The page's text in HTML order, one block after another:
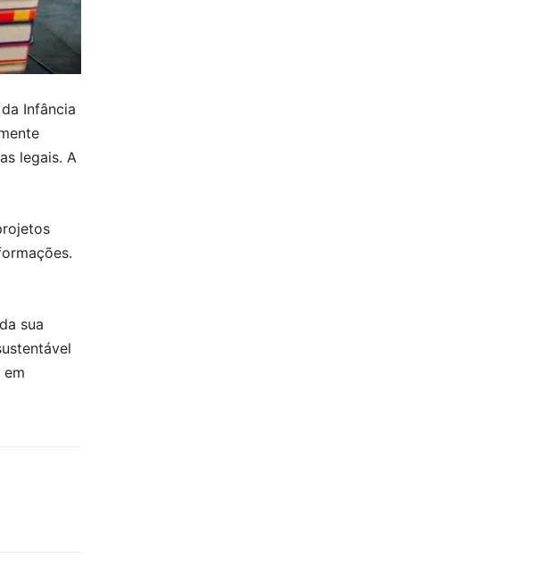
Infância
legais. A
sua